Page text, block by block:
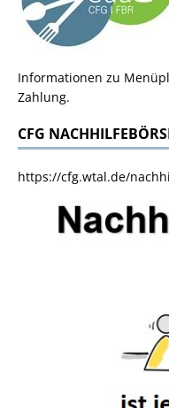
Informationen zu
Zahlung.
CFG
https://cfg.wtal.de/